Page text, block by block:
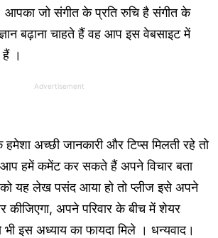
जो संगीत के प्रति रुचि है संगीत के
बढ़ाना चाहते हैं वह आप इस वेबसाइट में
।
Advertisement
अच्छी जानकारी और टिप्स मिलती रहे तो
हमें कमेंट कर सकते हैं अपने विचार बता
यह लेख पसंद आया हो तो प्लीज इसे अपने
कीजिएगा, अपने परिवार के बीच में शेयर
भी इस अध्याय का फायदा मिले । धन्यवाद।